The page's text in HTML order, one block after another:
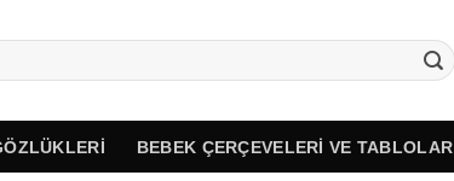
BEBEK ÇERÇEVELERI VE TABLOLAR